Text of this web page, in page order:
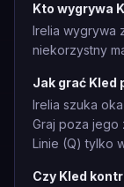
Kto wygrywa
Irelia wygrywa
niekorzystny
Jak grać Kled
Irelia szuka
Graj poza jego
Linie (Q) tylko
Czy Kled